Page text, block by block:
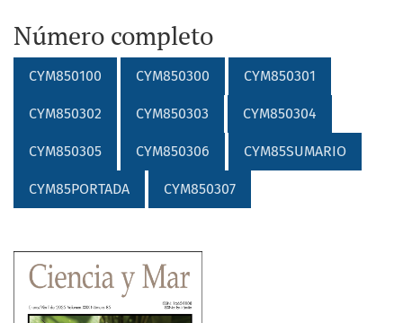
Número completo
CYM850100 CYM850300 CYM850301
CYM850302 CYM850303 CYM850304
CYM850305 CYM850306 CYM85SUMARIO
CYM85PORTADA CYM850307